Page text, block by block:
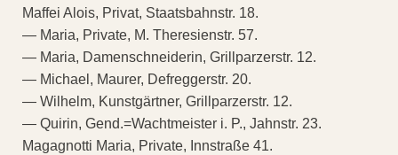
Maffei Alois, Privat, Staatsbahnstr. 18.
— Maria, Private, M. Theresienstr. 57.
— Maria, Damenschneiderin, Grillparzerstr. 12.
— Michael, Maurer, Defreggerstr. 20.
— Wilhelm, Kunstgärtner, Grillparzerstr. 12.
— Quirin, Gend.=Wachtmeister i. P., Jahnstr. 23.
Magagnotti Maria, Private, Innstraße 41.